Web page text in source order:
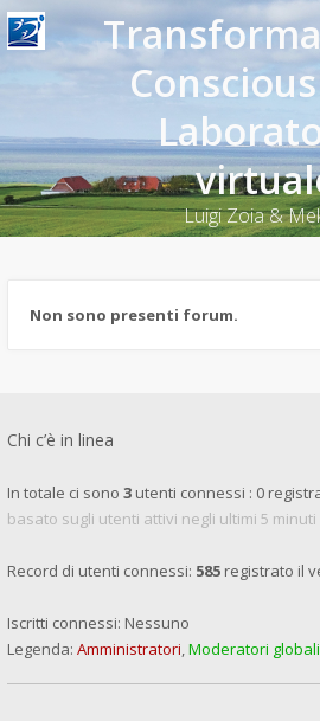
Luigi Zoia &
Non sono presenti forum.
Chi c’è in linea
In totale ci sono 3 utenti connessi : 0
basato sugli utenti attivi negli ultimi 5 minuti
Record di utenti connessi: 585 registrato il
Iscritti connessi: Nessuno
Legenda: Amministratori,Moderatori globali